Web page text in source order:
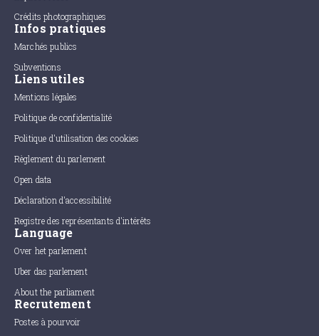
Crédits photographiques
Infos pratiques
Marchés publics
Subventions
Liens utiles
Mentions légales
Politique de confidentialité
Politique d'utilisation des cookies
Règlement du parlement
Open data
Déclaration d'accessibilité
Registre des représentants d'intérêts
Language
Over het parlement
Uber das parlement
About the parliament
Recrutement
Postes à pourvoir